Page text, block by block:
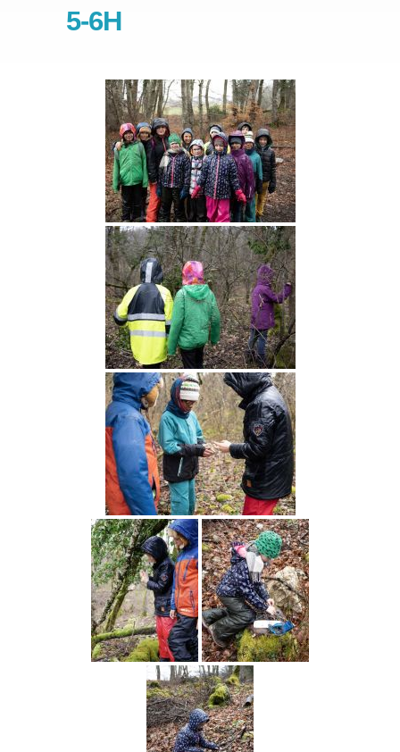
Partenaires
Nos points forts
Spectacles et camps
Travaux de nos élèves
Stage»
Écolage
Inscription
Emploi
Contact
5-6H